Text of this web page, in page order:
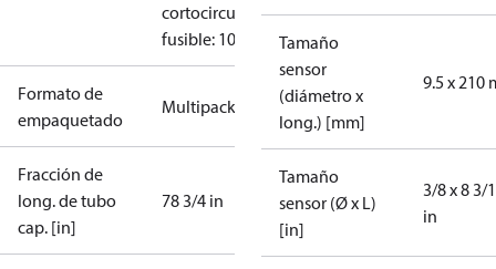
cortocircuito,
fusible: 10A
Formato de
empaquetado
Multipack
Fracción de
long. de tubo
cap. [in]
78 3/4 in
Tamaño
sensor
(diámetro x
long.) [mm]
9.5 x 210
Tamaño
sensor (Ø x L)
[in]
3/8 x 8 3/
in